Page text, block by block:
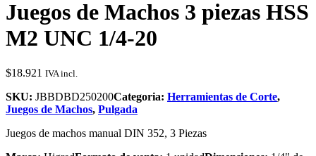
Juegos de Machos 3 piezas HSS
M2 UNC 1/4-20
$18.921 IVA incl.
SKU: JBBDBD250200Categoria: Herramientas de Corte,
Juegos de Machos, Pulgada
Juegos de machos manual DIN 352, 3 Piezas